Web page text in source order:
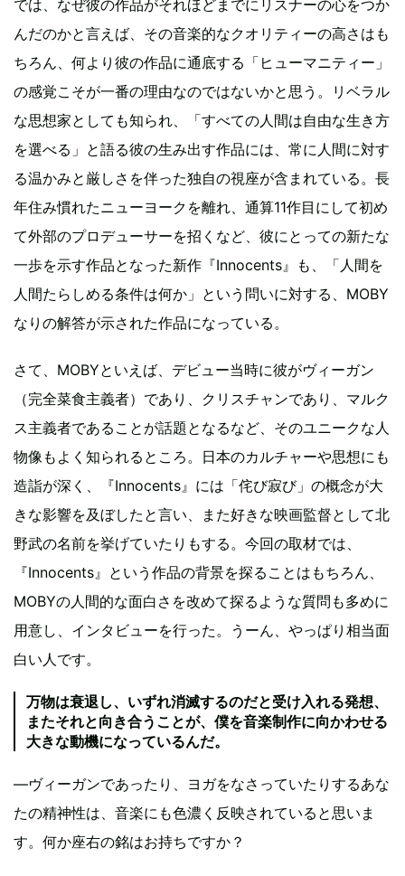
では、なぜ彼の作品がそれほどまでにリスナーの心をつか
んだのかと言えば、その音楽的なクオリティーの高さはも
ちろん、何より彼の作品に通底する「ヒューマニティー」
の感覚こそが一番の理由なのではないかと思う。リベラル
な思想家としても知られ、「すべての人間は自由な生き方
を選べる」と語る彼の生み出す作品には、常に人間に対す
る温かみと厳しさを伴った独自の視座が含まれている。長
年住み慣れたニューヨークを離れ、通算11作目にして初め
て外部のプロデューサーを招くなど、彼にとっての新たな
一歩を示す作品となった新作『Innocents』も、「人間を
人間たらしめる条件は何か」という問いに対する、MOBY
なりの解答が示された作品になっている。
さて、MOBYといえば、デビュー当時に彼がヴィーガン
（完全菜食主義者）であり、クリスチャンであり、マルク
ス主義者であることが話題となるなど、そのユニークな人
物像もよく知られるところ。日本のカルチャーや思想にも
造詣が深く、『Innocents』には「侘び寂び」の概念が大
きな影響を及ぼしたと言い、また好きな映画監督として北
野武の名前を挙げていたりもする。今回の取材では、
『Innocents』という作品の背景を探ることはもちろん、
MOBYの人間的な面白さを改めて探るような質問も多めに
用意し、インタビューを行った。うーん、やっぱり相当面
白い人です。
万物は衰退し、いずれ消滅するのだと受け入れる発想、
またそれと向き合うことが、僕を音楽制作に向かわせる
大きな動機になっているんだ。
―ヴィーガンであったり、ヨガをなさっていたりするあな
たの精神性は、音楽にも色濃く反映されていると思いま
す。何か座右の銘はお持ちですか？